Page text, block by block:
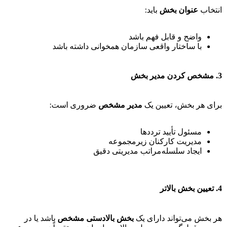
انتخاب عنوان بخش باید:
واضح و قابل فهم باشد
با ساختار واقعی سازمان همخوانی داشته باشد
3. مشخص کردن مدیر بخش
برای هر بخش، تعیین یک مدیر مشخص ضروری است:
مسئول تأیید ترددها
مدیریت کارکنان زیرمجموعه
ایجاد سلسله‌مراتب مدیریتی دقیق
4. تعیین بخش بالاتر
هر بخش می‌تواند دارای یک بخش بالادستی مشخص باشد یا در